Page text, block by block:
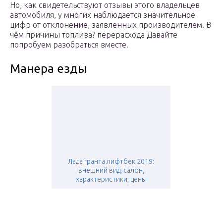
Но, как свидетельствуют отзывы этого владельцев
автомобиля, у многих наблюдается значительное
цифр от отклонение, заявленных производителем. В
чём причины топлива? перерасхода Давайте
попробуем разобраться вместе.
Манера езды
Лада гранта лифтбек 2019:
внешний вид, салон,
характеристики, цены